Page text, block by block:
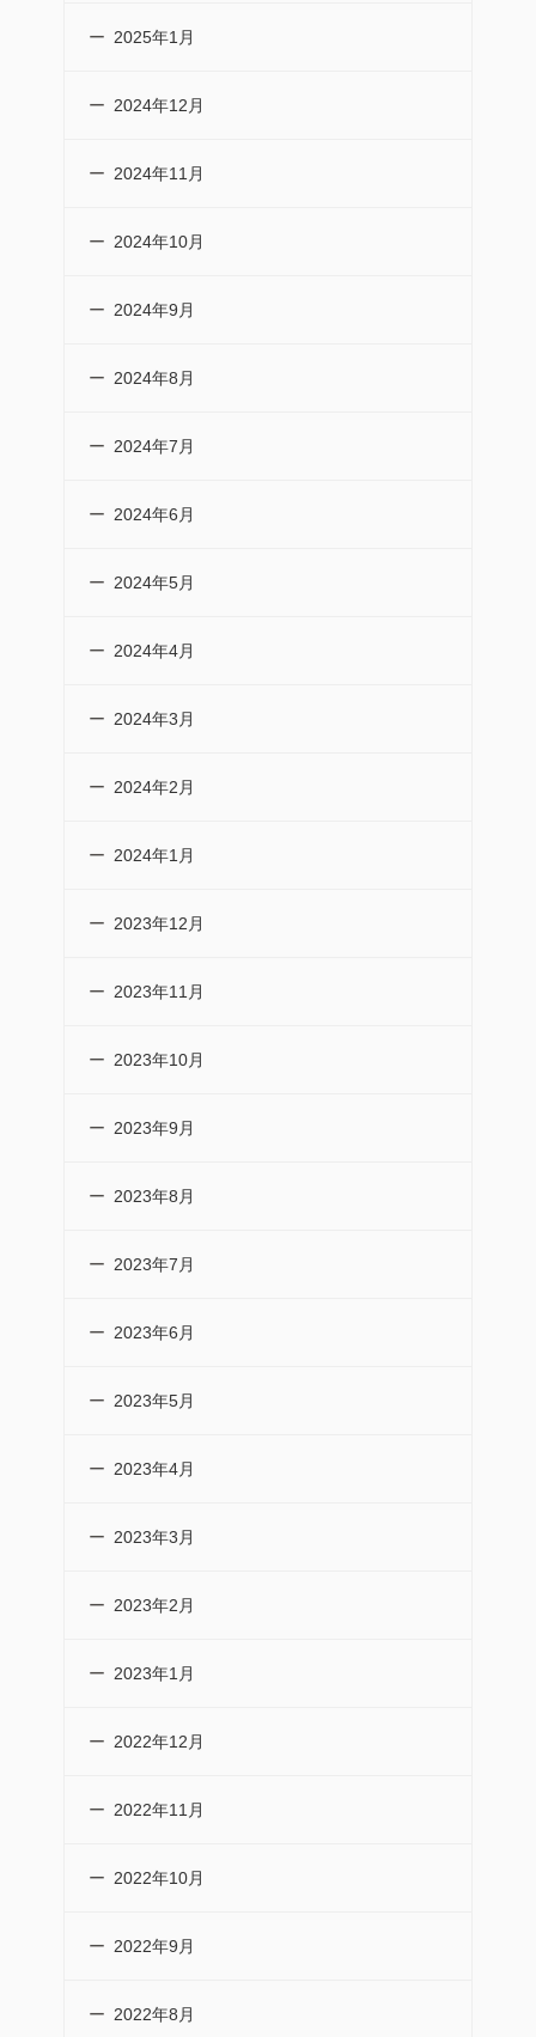
2025年1月
2024年12月
2024年11月
2024年10月
2024年9月
2024年8月
2024年7月
2024年6月
2024年5月
2024年4月
2024年3月
2024年2月
2024年1月
2023年12月
2023年11月
2023年10月
2023年9月
2023年8月
2023年7月
2023年6月
2023年5月
2023年4月
2023年3月
2023年2月
2023年1月
2022年12月
2022年11月
2022年10月
2022年9月
2022年8月